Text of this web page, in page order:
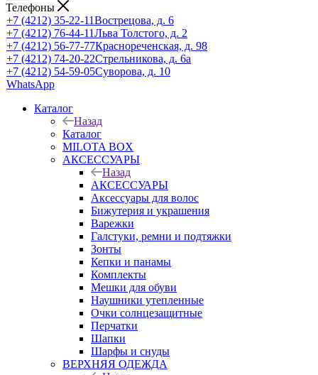
Телефоны
+7 (4212) 35-22-11Вострецова, д. 6
+7 (4212) 76-44-11Льва Толстого, д. 2
+7 (4212) 56-77-77Краснореченская, д. 98
+7 (4212) 74-20-22Стрельникова, д. 6а
+7 (4212) 54-59-05Суворова, д. 10
WhatsApp
Каталог
Назад
Каталог
MILOTA BOX
АКСЕССУАРЫ
Назад
АКСЕССУАРЫ
Аксессуары для волос
Бижутерия и украшения
Варежки
Галстуки, ремни и подтяжки
Зонты
Кепки и панамы
Комплекты
Мешки для обуви
Наушники утепленные
Очки солнцезащитные
Перчатки
Шапки
Шарфы и снуды
ВЕРХНЯЯ ОДЕЖДА